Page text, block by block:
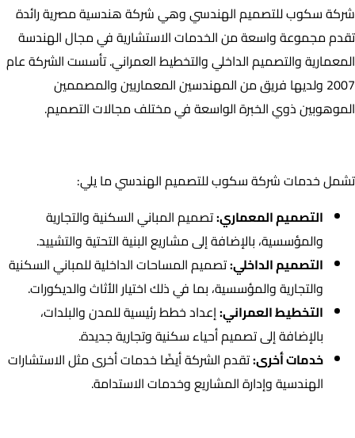
شركة سكوب للتصميم الهندسي وهي شركة هندسية مصرية رائدة
تقدم مجموعة واسعة من الخدمات الاستشارية في مجال الهندسة
المعمارية والتصميم الداخلي والتخطيط العمراني. تأسست الشركة عام
2007 ولديها فريق من المهندسين المعماريين والمصممين
الموهوبين ذوي الخبرة الواسعة في مختلف مجالات التصميم.
تشمل خدمات شركة سكوب للتصميم الهندسي ما يلي:
التصميم المعماري:تصميم المباني السكنية والتجارية
والمؤسسية، بالإضافة إلى مشاريع البنية التحتية والتشييد.
التصميم الداخلي:تصميم المساحات الداخلية للمباني السكنية
والتجارية والمؤسسية، بما في ذلك اختيار الأثاث والديكورات.
التخطيط العمراني:إعداد خطط رئيسية للمدن والبلدات،
بالإضافة إلى تصميم أحياء سكنية وتجارية جديدة.
خدمات أخرى:تقدم الشركة أيضًا خدمات أخرى مثل الاستشارات
الهندسية وإدارة المشاريع وخدمات الاستدامة.